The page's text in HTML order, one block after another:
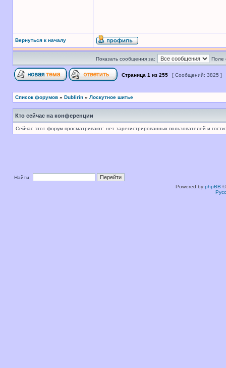
Вернуться к началу
Показать сообщения за: Поле
Страница 1 из 255 [ Сообщений: 3825 ]
Список форумов » Dublirin » Лоскутное шитье
Кто сейчас на конференции
Сейчас этот форум просматривают: нет зарегистрированных пользователей и
Найти:
Powered by phpBB